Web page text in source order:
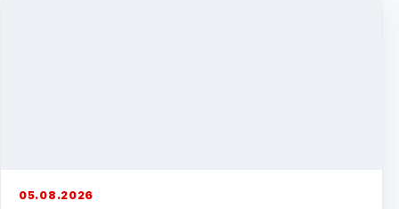
05.08.2026